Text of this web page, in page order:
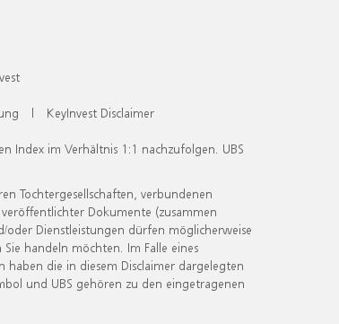
| KeyInvest Disclaimer
Index im Verhältnis 1:1 nachzufolgen. UBS
Tochtergesellschaften, verbundenen
Dokumente (zusammen
Dienstleistungen dürfen möglicherweise
handeln möchten. Im Falle eines
die in diesem Disclaimer dargelegten
und UBS gehören zu den eingetragenen